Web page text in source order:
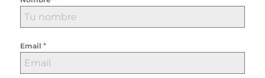
Email *